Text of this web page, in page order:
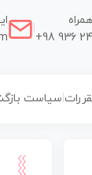
+98 936
سیاست